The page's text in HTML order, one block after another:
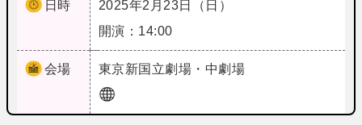
日時
2025年2月23日（日）
開演：14:00
会場 東京新国立劇場・中劇場